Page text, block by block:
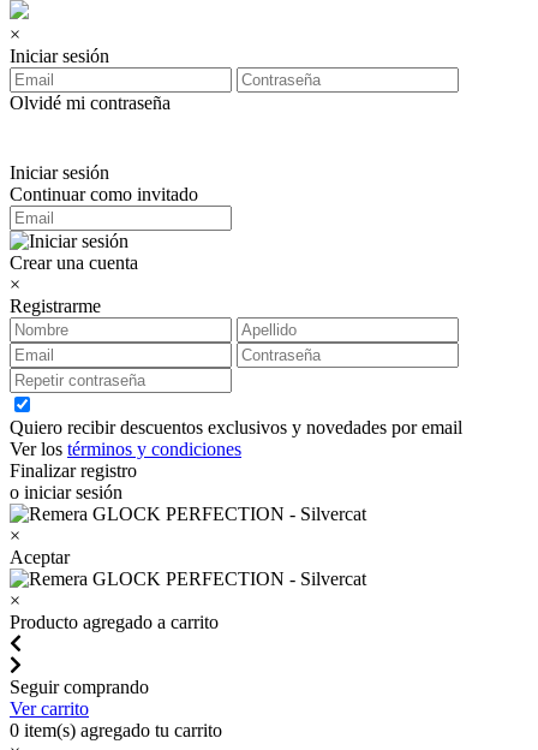
×
Iniciar sesión
Olvidé mi contraseña
Iniciar sesión
Continuar como invitado
Crear una cuenta
×
Registrarme
Quiero recibir descuentos exclusivos y novedades por email
Ver los términos y condiciones
Finalizar registro
o iniciar sesión
×
Aceptar
×
Producto agregado a carrito
Seguir comprando
Ver carrito
0 item(s) agregado tu carrito